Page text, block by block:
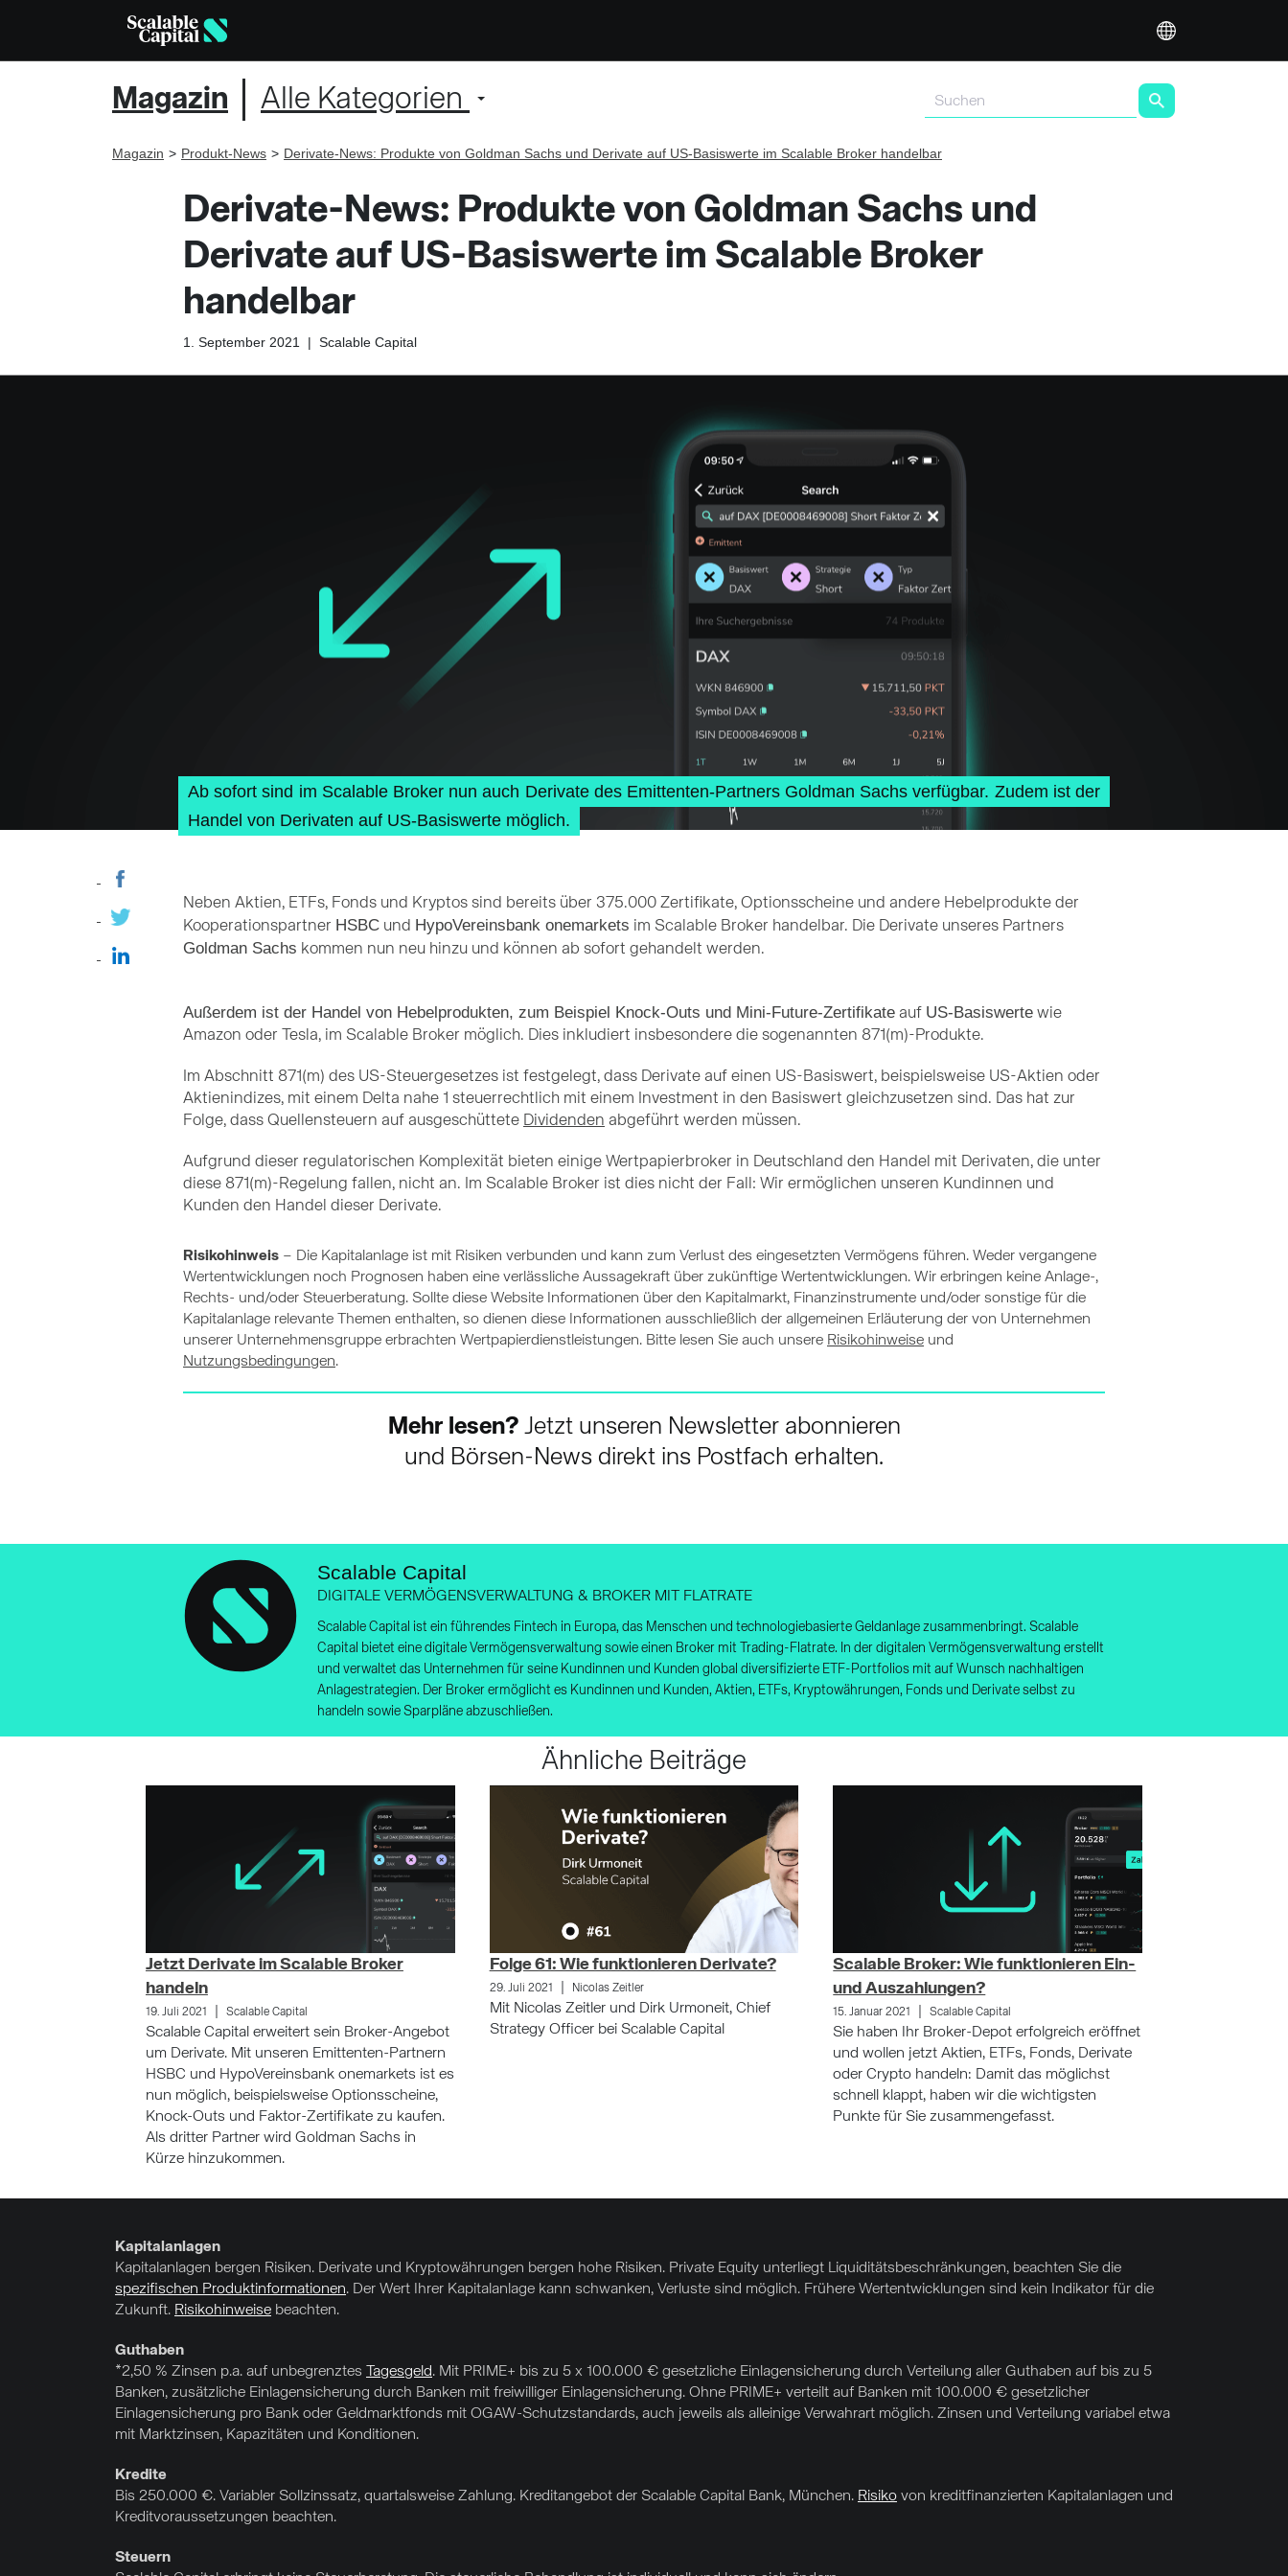
Magazin Alle Kategorien
Magazin Produkt-News Derivate-News: Produkte von Goldman Sachs und Derivate auf US-Basiswerte im Scalable Broker handelbar
Derivate-News: Produkte von Goldman Sachs und
Derivate auf US-Basiswerte im Scalable Broker
handelbar
1. September 2021 | Scalable Capital
Ab sofort sind im Scalable Broker nun auch Derivate des Emittenten-Partners Goldman Sachs verfügbar. Zudem ist der
Handel von Derivaten auf US-Basiswerte möglich.
Neben Aktien, ETFs, Fonds und Kryptos sind bereits über 375.000 Zertifikate, Optionsscheine und andere Hebelprodukte der
Kooperationspartner HSBC und HypoVereinsbank onemarkets im Scalable Broker handelbar. Die Derivate unseres Partners
Goldman Sachs kommen nun neu hinzu und können ab sofort gehandelt werden.
Außerdem ist der Handel von Hebelprodukten, zum Beispiel Knock-Outs und Mini-Future-Zertifikate auf US-Basiswerte wie
Amazon oder Tesla, im Scalable Broker möglich. Dies inkludiert insbesondere die sogenannten 871(m)-Produkte.
Im Abschnitt 871(m) des US-Steuergesetzes ist festgelegt, dass Derivate auf einen US-Basiswert, beispielsweise US-Aktien oder
Aktienindizes, mit einem Delta nahe 1 steuerrechtlich mit einem Investment in den Basiswert gleichzusetzen sind. Das hat zur
Folge, dass Quellensteuern auf ausgeschüttete Dividenden abgeführt werden müssen.
Aufgrund dieser regulatorischen Komplexität bieten einige Wertpapierbroker in Deutschland den Handel mit Derivaten, die unter
diese 871(m)-Regelung fallen, nicht an. Im Scalable Broker ist dies nicht der Fall: Wir ermöglichen unseren Kundinnen und
Kunden den Handel dieser Derivate.
Risikohinweis – Die Kapitalanlage ist mit Risiken verbunden und kann zum Verlust des eingesetzten Vermögens führen. Weder vergangene
Wertentwicklungen noch Prognosen haben eine verlässliche Aussagekraft über zukünftige Wertentwicklungen. Wir erbringen keine Anlage-,
Rechts- und/oder Steuerberatung. Sollte diese Website Informationen über den Kapitalmarkt, Finanzinstrumente und/oder sonstige für die
Kapitalanlage relevante Themen enthalten, so dienen diese Informationen ausschließlich der allgemeinen Erläuterung der von Unternehmen
unserer Unternehmensgruppe erbrachten Wertpapierdienstleistungen. Bitte lesen Sie auch unsere Risikohinweise und
Nutzungsbedingungen.
Mehr lesen?Jetzt unseren Newsletter abonnieren
und Börsen-News direkt ins Postfach erhalten.
Scalable Capital
DIGITALE VERMÖGENSVERWALTUNG & BROKER MIT FLATRATE
Scalable Capital ist ein führendes Fintech in Europa, das Menschen und technologiebasierte Geldanlage zusammenbringt. Scalable
Capital bietet eine digitale Vermögensverwaltung sowie einen Broker mit Trading-Flatrate. In der digitalen Vermögensverwaltung erstellt
und verwaltet das Unternehmen für seine Kundinnen und Kunden global diversifizierte ETF-Portfolios mit auf Wunsch nachhaltigen
Anlagestrategien. Der Broker ermöglicht es Kundinnen und Kunden, Aktien, ETFs, Kryptowährungen, Fonds und Derivate selbst zu
handeln sowie Sparpläne abzuschließen.
Ähnliche Beiträge
Jetzt Derivate im Scalable Broker
handeln
19. Juli 2021 Scalable Capital
Scalable Capital erweitert sein Broker-Angebot
um Derivate. Mit unseren Emittenten-Partnern
HSBC und HypoVereinsbank onemarkets ist es
nun möglich, beispielsweise Optionsscheine,
Knock-Outs und Faktor-Zertifikate zu kaufen.
Als dritter Partner wird Goldman Sachs in
Kürze hinzukommen.
Folge 61: Wie funktionieren Derivate?
29. Juli 2021 Nicolas Zeitler
Mit Nicolas Zeitler und Dirk Urmoneit, Chief
Strategy Officer bei Scalable Capital
Scalable Broker: Wie funktionieren Ein-
und Auszahlungen?
15. Januar 2021 |Scalable Capital
Sie haben Ihr Broker-Depot erfolgreich eröffnet
und wollen jetzt Aktien, ETFs, Fonds, Derivate
oder Crypto handeln: Damit das möglichst
schnell klappt, haben wir die wichtigsten
Punkte für Sie zusammengefasst.
Kapitalanlagen
Kapitalanlagen bergen Risiken. Derivate und Kryptowährungen bergen hohe Risiken. Private Equity unterliegt Liquiditätsbeschränkungen, beachten Sie die
spezifischen Produktinformationen. Der Wert Ihrer Kapitalanlage kann schwanken, Verluste sind möglich. Frühere Wertentwicklungen sind kein Indikator für die
Zukunft. Risikohinweise beachten.
Guthaben
*2,50 % Zinsen p.a. auf unbegrenztes
Tagesgeld. Mit PRIME+ bis zu 5 x 100.000 € gesetzliche Einlagensicherung durch Verteilung aller Guthaben auf bis zu 5
Banken, zusätzliche Einlagensicherung durch Banken mit freiwilliger Einlagensicherung. Ohne PRIME+ verteilt auf Banken mit 100.000 € gesetzlicher
Einlagensicherung pro Bank oder Geldmarktfonds mit OGAW-Schutzstandards, auch jeweils als alleinige Verwahrart möglich. Zinsen und Verteilung variabel etwa
mit Marktzinsen, Kapazitäten und Konditionen.
Kredite
Bis 250.000 €. Variabler Sollzinssatz, quartalsweise Zahlung. Kreditangebot der Scalable Capital Bank, München. Risiko von kreditfinanzierten Kapitalanlagen und
Kreditvoraussetzungen beachten.
Steuern